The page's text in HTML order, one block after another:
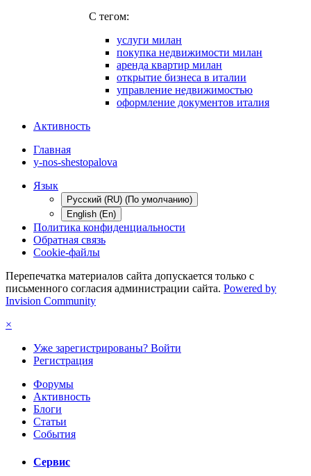
C тегом:
услуги милан
покупка недвижимости милан
аренда квартир милан
открытие бизнеса в италии
управление недвижимостью
оформление документов италия
Активность
Главная
y-nos-shestopalova
Язык
Русский (RU) (По умолчанию)
English (En)
Политика конфиденциальности
Обратная связь
Cookie-файлы
Перепечатка материалов сайта допускается только с
письменного согласия администрации сайта. Powered by
Invision Community
×
Уже зарегистрированы? Войти
Регистрация
Форумы
Активность
Блоги
Статьи
События
Сервис